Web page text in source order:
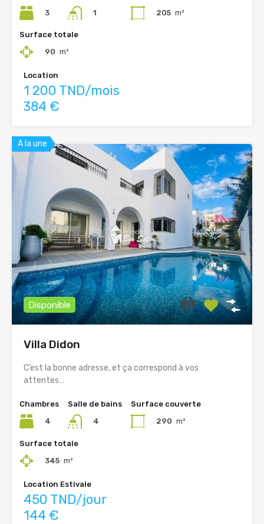
3 1 205 m²
Surface totale
90 m²
Location
1 200 TND/mois
384 €
A la une
Disponible
Villa Didon
C’est la bonne adresse, et ça correspond à vos
attentes…
Chambres
4
Salle de bains
4
Surface couverte
290 m²
Surface totale
345 m²
Location Estivale
450 TND/jour
144 €